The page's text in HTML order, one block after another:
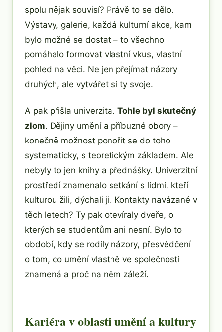
spolu nějak souvisí? Právě to se dělo.
Výstavy, galerie, každá kulturní akce, kam
bylo možné se dostat – to všechno
pomáhalo formovat vlastní vkus, vlastní
pohled na věci. Ne jen přejímat názory
druhých, ale vytvářet si ty svoje.
A pak přišla univerzita. Tohle byl skutečný
zlom. Dějiny umění a příbuzné obory –
konečně možnost ponořit se do toho
systematicky, s teoretickým základem. Ale
nebyly to jen knihy a přednášky. Univerzitní
prostředí znamenalo setkání s lidmi, kteří
kulturou žili, dýchali ji. Kontakty navázané v
těch letech? Ty pak otevíraly dveře, o
kterých se studentům ani nesní. Bylo to
období, kdy se rodily názory, přesvědčení
o tom, co umění vlastně ve společnosti
znamená a proč na něm záleží.
Kariéra v oblasti umění a kultury